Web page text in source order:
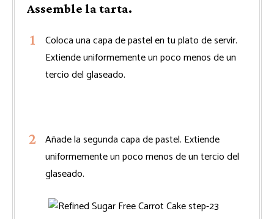
Assemble la tarta.
Coloca una capa de pastel en tu plato de servir.
Extiende uniformemente un poco menos de un
tercio del glaseado.
Añade la segunda capa de pastel. Extiende
uniformemente un poco menos de un tercio del
glaseado.